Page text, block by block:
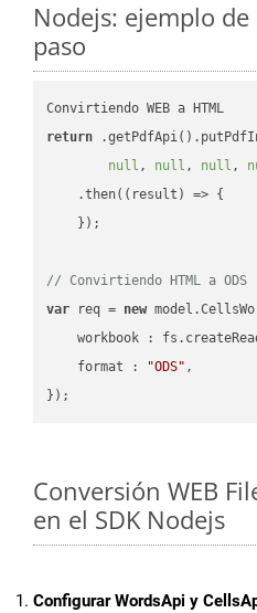
Nodejs: ejemplo
paso
return
null , null , null ,
    .then(
( result ) => {
    });
// Convirtiendo HTML a ODS
var req = new
workbook :
format : "ODS" ,
Conversión WEB
en el SDK Nodejs
Configurar WordsApi y